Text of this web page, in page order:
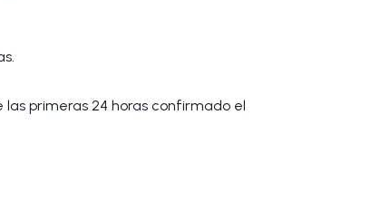
las primeras 24 horas confirmado el